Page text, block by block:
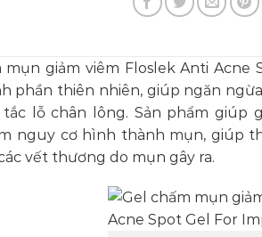
mụn giảm viêm Floslek Anti Acne
phần thiên nhiên, giúp ngăn
lỗ chân lông. Sản phẩm giúp
nguy cơ hình thành mụn, giúp
vết thương do mụn gây ra.